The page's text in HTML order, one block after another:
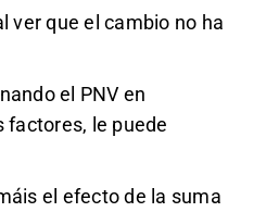
ver que el cambio no ha
el PNV en
factores, le puede
el efecto de la suma